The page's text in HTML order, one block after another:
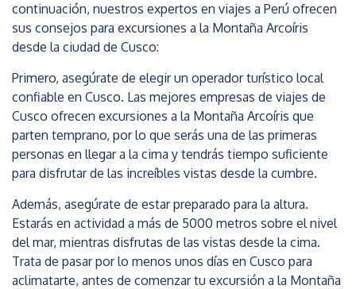
continuación, nuestros expertos en viajes a Perú ofrecen
sus consejos para excursiones a la Montaña Arcoíris
desde la ciudad de Cusco:
Primero, asegúrate de elegir un operador turístico local
confiable en Cusco. Las mejores empresas de viajes de
Cusco ofrecen excursiones a la Montaña Arcoíris que
parten temprano, por lo que serás una de las primeras
personas en llegar a la cima y tendrás tiempo suficiente
para disfrutar de las increíbles vistas desde la cumbre.
Además, asegúrate de estar preparado para la altura.
Estarás en actividad a más de 5000 metros sobre el nivel
del mar, mientras disfrutas de las vistas desde la cima.
Trata de pasar por lo menos unos días en Cusco para
aclimatarte, antes de comenzar tu excursión a la Montaña